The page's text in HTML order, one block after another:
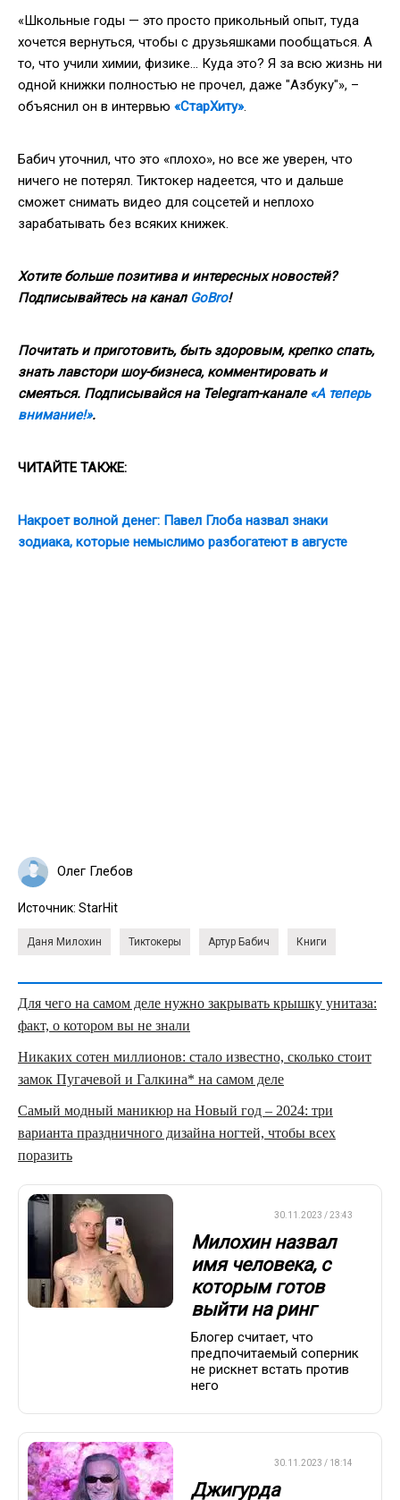
«Школьные годы — это просто прикольный опыт, туда
хочется вернуться, чтобы с друзьяшками пообщаться. А
то, что учили химии, физике… Куда это? Я за всю жизнь ни
одной книжки полностью не прочел, даже "Азбуку"», –
объяснил он в интервью «СтарХиту».
Бабич уточнил, что это «плохо», но все же уверен, что
ничего не потерял. Тиктокер надеется, что и дальше
сможет снимать видео для соцсетей и неплохо
зарабатывать без всяких книжек.
Хотите больше позитива и интересных новостей?
Подписывайтесь на канал GoBro!
Почитать и приготовить, быть здоровым, крепко спать,
знать лавстори шоу-бизнеса, комментировать и
смеяться. Подписывайся на Telegram-канале«А теперь
внимание!».
ЧИТАЙТЕ ТАКЖЕ:
Накроет волной денег: Павел Глоба назвал знаки
зодиака, которые немыслимо разбогатеют в августе
Олег Глебов
Источник: StarHit
Даня Милохин Тиктокеры Артур Бабич Книги
Для чего на самом деле нужно закрывать крышку унитаза:
факт, о котором вы не знали
Никаких сотен миллионов: стало известно, сколько стоит
замок Пугачевой и Галкина* на самом деле
Самый модный маникюр на Новый год – 2024: три
варианта праздничного дизайна ногтей, чтобы всех
поразить
30.11.2023 / 23:43
Милохин назвал
имя человека, с
которым готов
выйти на ринг
Блогер считает, что
предпочитаемый соперник
не рискнет встать против
него
30.11.2023 / 18:14
Джигурда